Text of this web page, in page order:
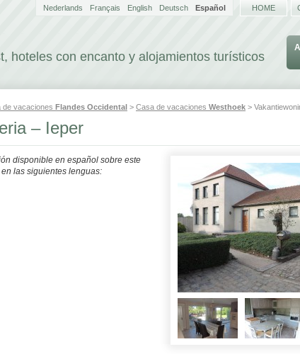
hoteles con encanto y alojamientos turísticos
Nederlands Français English Deutsch Español HOME
de vacaciones Flandes Occidental > Casa de vacaciones Westhoek >
– Ieper
disponible en español sobre este
las siguientes lenguas: